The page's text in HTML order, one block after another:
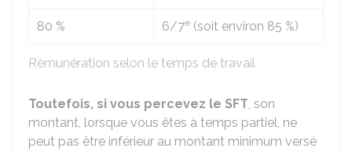
Rémunération selon le temps de travail
80 % 6/7e (soit environ 85 %)
Toutefois, si vous percevez le SFT, son
montant, lorsque vous êtes à temps partiel, ne
peut pas être inférieur au montant minimum versé